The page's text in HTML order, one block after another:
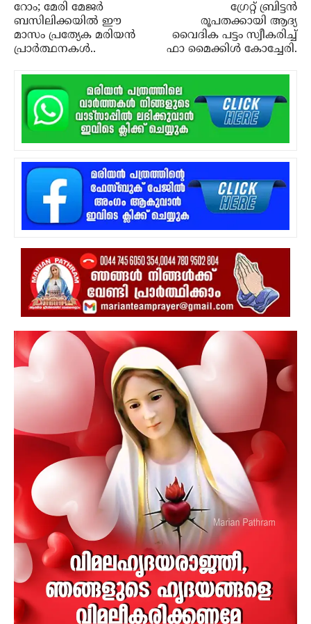
റോം; മേരി മേജര്‍
ബസിലിക്കയില്‍ ഈ
മാസം പ്രത്യേക മരിയന്‍
പ്രാര്‍ത്ഥനകള്‍..
ഗ്രേറ്റ് ബ്രിട്ടൻ
രൂപതക്കായി ആദ്യ
വൈദിക പട്ടം സ്വീകരിച്ച്
ഫാ മൈക്കിൾ കോച്ചേരി.